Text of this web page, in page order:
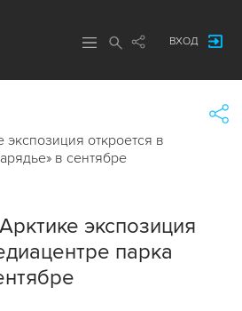
ВХОД
откроется в
в сентябре
экспозиция
парка